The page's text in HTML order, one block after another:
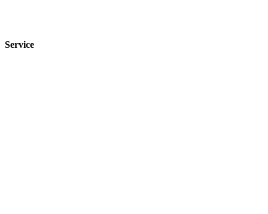
Service